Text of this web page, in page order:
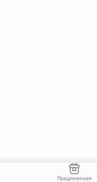
Предложения